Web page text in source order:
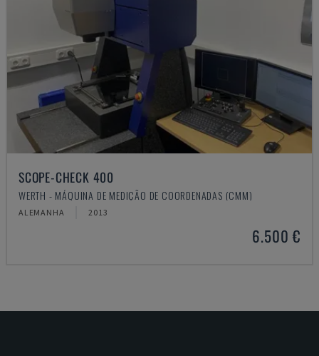
SCOPE-CHECK 400
WERTH - MÁQUINA DE MEDIÇÃO DE COORDENADAS (CMM)
ALEMANHA 2013
6.500 €